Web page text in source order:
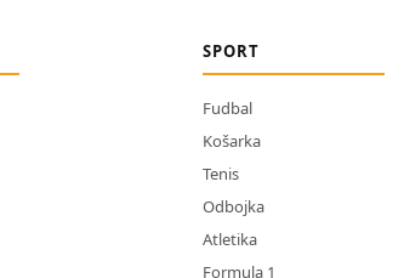
SPORT
Fudbal
Košarka
Tenis
Odbojka
Atletika
Formula 1